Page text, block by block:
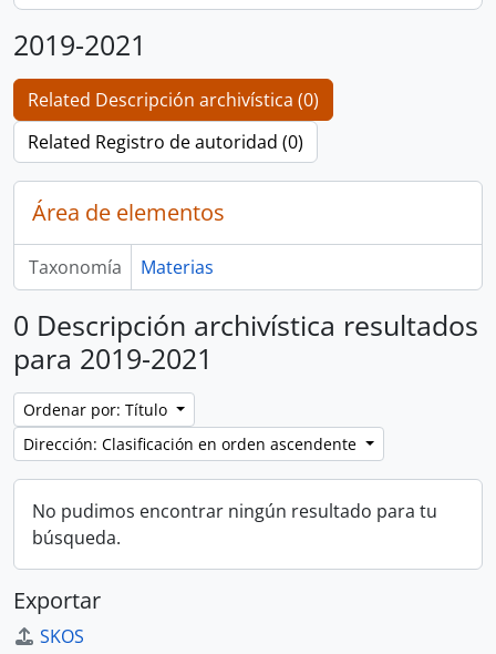
2019-2021
Related Descripción archivística (0)
Related Registro de autoridad (0)
Área de elementos
Taxonomía Materias
0 Descripción archivística resultados
para 2019-2021
Ordenar por: Título
Dirección: Clasificación en orden ascendente
No pudimos encontrar ningún resultado para tu
búsqueda.
Exportar
SKOS